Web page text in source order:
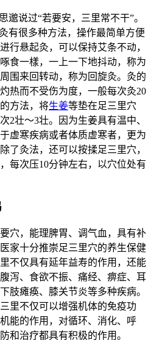
邈说过“若要安，三里常不干”。
有很多种方法，操作最简单方便
行悬起灸，可以保持艾条不动，
食一樣，一上一下地抖动，称为
围来回转动，称为回旋灸。灸的
热而不受伤为度，一般每次灸20
方法，将生姜等垫在足三里穴
2壮～3壮。因为生姜具有温中、
虚寒疾病或者体质虚寒者，更为
了灸法，还可以按揉足三里穴，
每次压10分钟左右，以穴位处有
穴，能理脾胃、调气血，具有补
家十分推崇足三里穴的养生保健
不仅具有延年益寿的作用，还能
泻、食欲不振、痛经、痹症、耳
肢瘫痪、膝关节炎等多种疾病。
里不仅可以增强机体的免疫功
能的作用，对循环、消化、呼
和治疗都具有积极的作用。